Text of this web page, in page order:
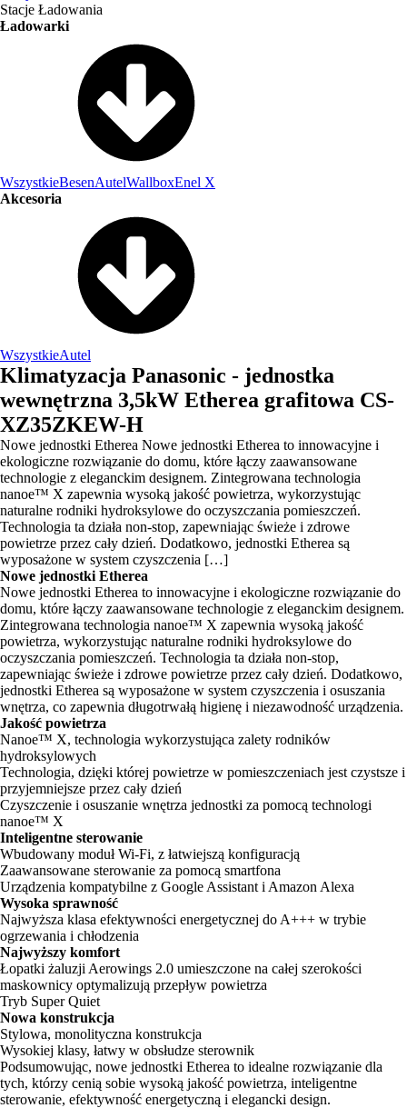
Stacje Ładowania
Ładowarki
WszystkieBesenAutelWallboxEnel X
Akcesoria
WszystkieAutel
Klimatyzacja Panasonic - jednostka
wewnętrzna 3,5kW Etherea grafitowa CS-
XZ35ZKEW-H
Nowe jednostki Etherea Nowe jednostki Etherea to innowacyjne i
ekologiczne rozwiązanie do domu, które łączy zaawansowane
technologie z eleganckim designem. Zintegrowana technologia
nanoe™ X zapewnia wysoką jakość powietrza, wykorzystując
naturalne rodniki hydroksylowe do oczyszczania pomieszczeń.
Technologia ta działa non-stop, zapewniając świeże i zdrowe
powietrze przez cały dzień. Dodatkowo, jednostki Etherea są
wyposażone w system czyszczenia […]
Nowe jednostki Etherea
Nowe jednostki Etherea to innowacyjne i ekologiczne rozwiązanie do
domu, które łączy zaawansowane technologie z eleganckim designem.
Zintegrowana technologia nanoe™ X zapewnia wysoką jakość
powietrza, wykorzystując naturalne rodniki hydroksylowe do
oczyszczania pomieszczeń. Technologia ta działa non-stop,
zapewniając świeże i zdrowe powietrze przez cały dzień. Dodatkowo,
jednostki Etherea są wyposażone w system czyszczenia i osuszania
wnętrza, co zapewnia długotrwałą higienę i niezawodność urządzenia.
Jakość powietrza
Nanoe™ X, technologia wykorzystująca zalety rodników
hydroksylowych
Technologia, dzięki której powietrze w pomieszczeniach jest czystsze i
przyjemniejsze przez cały dzień
Czyszczenie i osuszanie wnętrza jednostki za pomocą technologi
nanoe™ X
Inteligentne sterowanie
Wbudowany moduł Wi-Fi, z łatwiejszą konfiguracją
Zaawansowane sterowanie za pomocą smartfona
Urządzenia kompatybilne z Google Assistant i Amazon Alexa
Wysoka sprawność
Najwyższa klasa efektywności energetycznej do A+++ w trybie
ogrzewania i chłodzenia
Najwyższy komfort
Łopatki żaluzji Aerowings 2.0 umieszczone na całej szerokości
maskownicy optymalizują przepływ powietrza
Tryb Super Quiet
Nowa konstrukcja
Stylowa, monolityczna konstrukcja
Wysokiej klasy, łatwy w obsłudze sterownik
Podsumowując, nowe jednostki Etherea to idealne rozwiązanie dla
tych, którzy cenią sobie wysoką jakość powietrza, inteligentne
sterowanie, efektywność energetyczną i elegancki design.